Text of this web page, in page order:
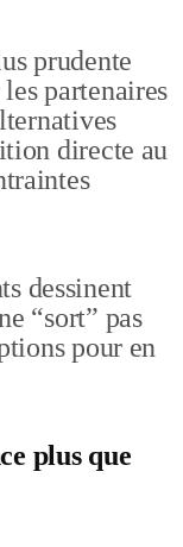
prudente
partenaires
directe au
dessinent
“sort” pas
pour en
plus que